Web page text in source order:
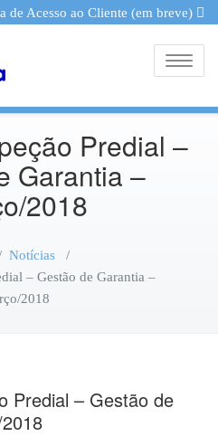
de Acesso ao Cliente (em breve)
Predial –
Garantia –
2018
Notícias/
– Gestão de Garantia –
2018
Predial – Gestão de